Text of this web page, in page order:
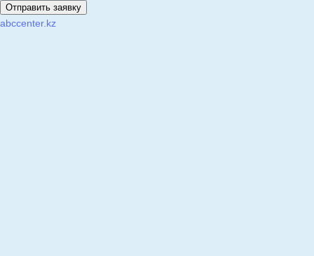
abccenter.kz